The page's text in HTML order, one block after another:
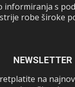
informiranja s
robe široke
NEWSLETTER
na